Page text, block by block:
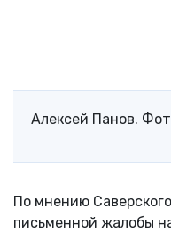
Алексей Панов.
По мнению
письменной жалобы